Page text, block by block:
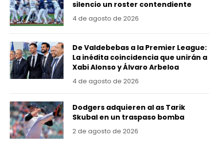
silencio un roster contendiente
4 de agosto de 2026
De Valdebebas a la Premier League:
La inédita coincidencia que unirán a
Xabi Alonso y Álvaro Arbeloa
4 de agosto de 2026
Dodgers adquieren al as Tarik
Skubal en un traspaso bomba
2 de agosto de 2026